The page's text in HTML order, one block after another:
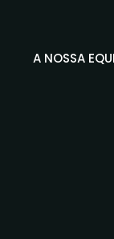
A NOSSA